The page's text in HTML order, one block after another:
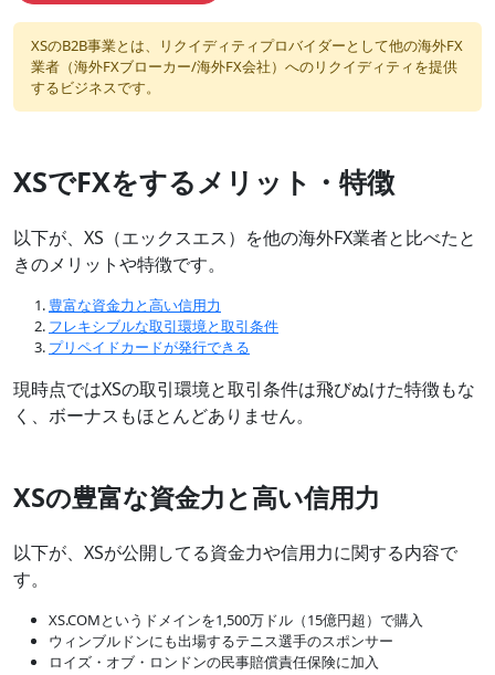
XSのB2B事業とは、リクイディティプロバイダーとして他の海外FX
業者（海外FXブローカー/海外FX会社）へのリクイディティを提供
するビジネスです。
XSでFXをするメリット・特徴
以下が、XS（エックスエス）を他の海外FX業者と比べたと
きのメリットや特徴です。
豊富な資金力と高い信用力
フレキシブルな取引環境と取引条件
プリペイドカードが発行できる
現時点ではXSの取引環境と取引条件は飛びぬけた特徴もな
く、ボーナスもほとんどありません。
XSの豊富な資金力と高い信用力
以下が、XSが公開してる資金力や信用力に関する内容で
す。
XS.COMというドメインを1,500万ドル（15億円超）で購入
ウィンブルドンにも出場するテニス選手のスポンサー
ロイズ・オブ・ロンドンの民事賠償責任保険に加入